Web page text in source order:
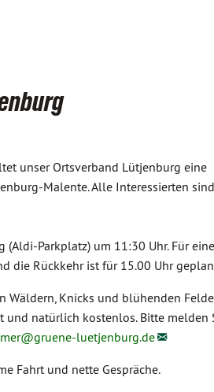
unser Ortsverband Lütjenburg eine
Malente. Alle Interessierten
Parkplatz) um 11:30 Uhr. Für eine
die Rückkehr ist für 15.00 Uhr
Wäldern, Knicks und blühenden
und natürlich kostenlos. Bitte melden
gruene-luetjenburg.de
Fahrt und nette Gespräche.